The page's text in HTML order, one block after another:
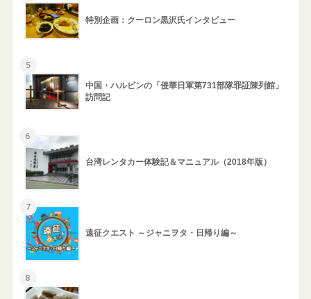
特別企画：クーロン黒沢氏インタビュー
5
中国・ハルビンの「侵華日軍第731部隊罪証陳列館」
訪問記
6
台湾レンタカー体験記＆マニュアル（2018年版）
7
遠征クエスト ～ジャニヲタ・日帰り編～
8